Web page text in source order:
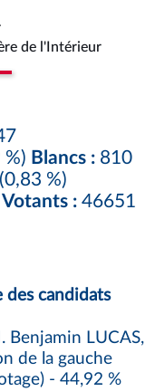
de l'Intérieur
Blancs : 810
%)
Votants : 46651
des candidats
Benjamin LUCAS,
de la gauche
- 44,92 %